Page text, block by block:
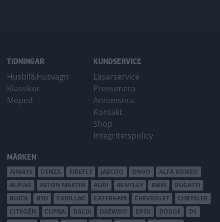
TIDNINGAR
Husbil&Husvagn
Klassiker
Moped
KUNDSERVICE
Läsarservice
Prenumera
Annonsera
Kontakt
Shop
Integritetspolicy
MÄRKEN
AIWAYS DENZA FIREFLY JAECOO ONVO
ALFA ROMEO
ALPINE
ASTON MARTIN AUDI BENTLEY BMW
BUGATTI
BUICK
BYD CADILLAC CATERHAM CHEVROLET
CHRYSLER
CITROËN
CUPRA DACIA DAEWOO DFSK DODGE
DS